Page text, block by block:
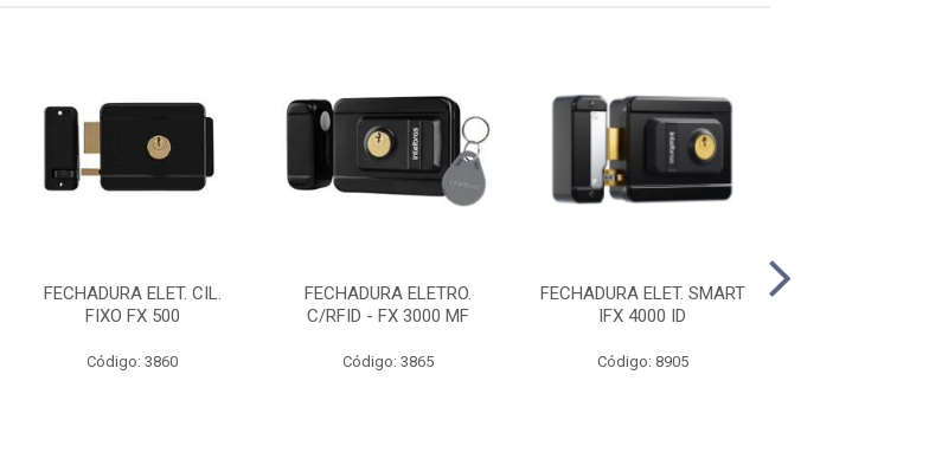
FECHADURA ELET. CIL.
FIXO FX 500
Código: 3860
FECHADURA ELETRO.
C/RFID - FX 3000 MF
Código: 3865
FECHADURA ELET. SMART
IFX 4000 ID
Código: 8905